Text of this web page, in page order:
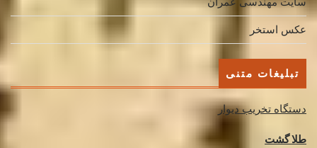
عکس استخر
تبلیغات متنی
دستگاه تخریب دیوار
طلا گشت